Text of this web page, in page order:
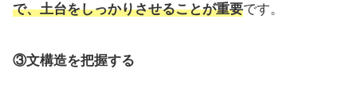
で、土台をしっかりさせることが重要です。
③文構造を把握する